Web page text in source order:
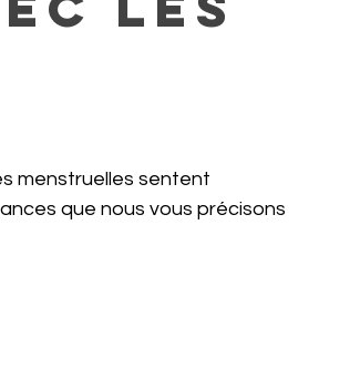
menstruelles sentent
que nous vous précisons